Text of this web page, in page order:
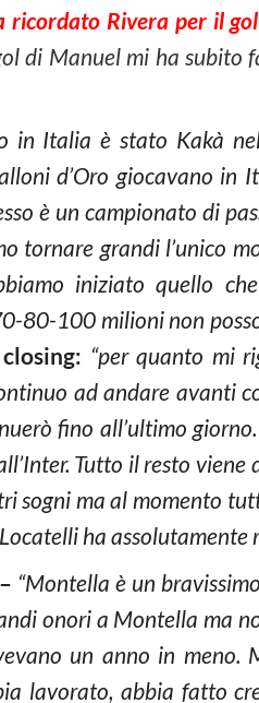
ricordato Rivera per il
di Manuel mi ha subito
in Italia è stato Kakà
d’Oro giocavano in
è un campionato di
tornare grandi l’unico
iniziato quello
80-100 milioni non
“per quanto mi
ad andare avanti
fino all’ultimo
Tutto il resto
sogni ma al momento
ha assolutamente
“Montella è un
onori a Montella ma
un anno in
lavorato, abbia fatto